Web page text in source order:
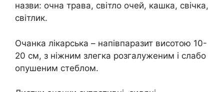
назви: очна трава, світло очей, кашка, свічка,
світлик.
Очанка лікарська – напівпаразит висотою 10-
20 см, з ніжним злегка розгалуженим і слабо
опушеним стеблом.